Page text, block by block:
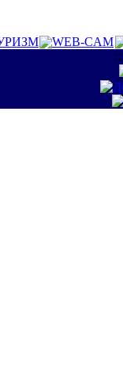
WEB-CAM
::